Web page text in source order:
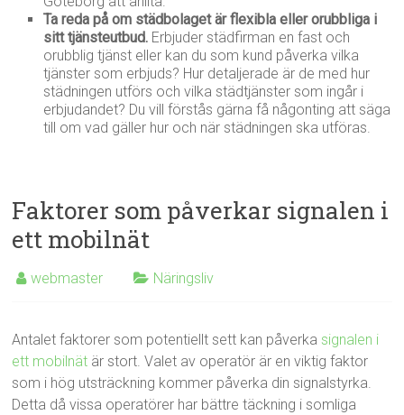
Ta reda på om städbolaget är flexibla eller orubbliga i
sitt tjänsteutbud. Erbjuder städfirman en fast och
orubblig tjänst eller kan du som kund påverka vilka
tjänster som erbjuds? Hur detaljerade är de med hur
städningen utförs och vilka städtjänster som ingår i
erbjudandet? Du vill förstås gärna få någonting att säga
till om vad gäller hur och när städningen ska utföras.
Faktorer som påverkar signalen i
ett mobilnät
webmaster Näringsliv
Antalet faktorer som potentiellt sett kan påverka signalen i
ett mobilnät är stort. Valet av operatör är en viktig faktor
som i hög utsträckning kommer påverka din signalstyrka.
Detta då vissa operatörer har bättre täckning i somliga